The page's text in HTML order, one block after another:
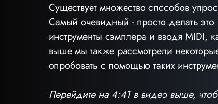
Существует множество способов
Самый очевидный - просто делать
инструменты сэмплера и вводя
выше мы также рассмотрели
опробовать с помощью таких
Перейдите на 4:41 в видео выше,